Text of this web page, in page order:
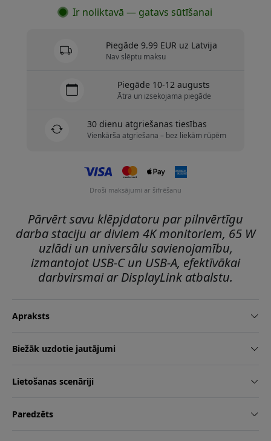
Ir noliktavā — gatavs sūtīšanai
Piegāde 9.99 EUR uz Latvija
Nav slēptu maksu
Piegāde 10-12 augusts
Ātra un izsekojama piegāde
30 dienu atgriešanas tiesības
Vienkārša atgriešana – bez liekām rūpēm
Droši maksājumi ar šifrēšanu
Pārvērt savu klēpjdatoru par pilnvērtīgu
darba staciju ar diviem 4K monitoriem, 65 W
uzlādi un universālu savienojamību,
izmantojot USB-C un USB-A, efektīvākai
darbvirsmai ar DisplayLink atbalstu.
Apraksts
Biežāk uzdotie jautājumi
Lietošanas scenāriji
Paredzēts